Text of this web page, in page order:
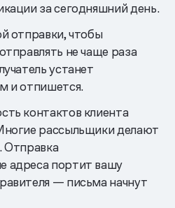
за сегодняшний день.
отправки, чтобы
не чаще раза
устанет
и отпишется.
контактов клиента
рассыльщики делают
Отправка
адреса портит вашу
— письма начнут